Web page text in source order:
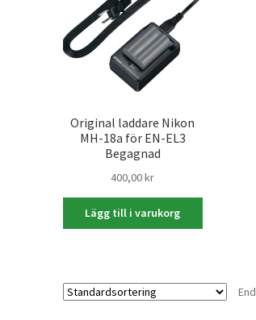
Original laddare Nikon
MH-18a för EN-EL3
Begagnad
400,00kr
Lägg till i varukorg